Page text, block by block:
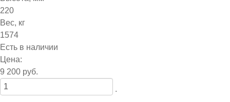
220
Вес, кг
1574
Есть в наличии
Цена:
9 200 руб.
.